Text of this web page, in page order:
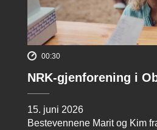
00:30
NRK-gjenforening i
15. juni 2026
Bestevennene Marit og Kim